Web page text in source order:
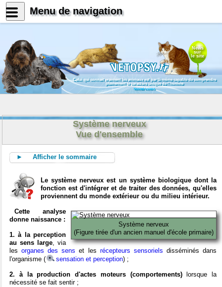
News
sur
le site
Celui qui connait vraiment les animaux est par là même capable de comprendre
pleinement le caractère unique de l'homme
Konrad Lorenz
Système nerveux
Vue d'ensemble
► Afficher le sommaire
Le système nerveux est un système biologique dont la
fonction est d'intégrer et de traiter des données, qu'elles
proviennent du monde extérieur ou du milieu intérieur.
Système nerveux
(Figure tirée d'un ancien manuel d'école primaire)
Cette analyse
donne naissance :
1. à la perception
au sens large, via
lesorganes des sens et les récepteurs sensoriels disséminés dans
l'organisme (
sensation et perception) ;
2. à la production d'actes moteurs (comportements)lorsque la
nécessité se fait sentir ;
Menu de navigation